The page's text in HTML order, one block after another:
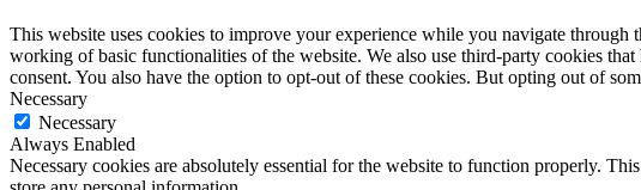
This website uses cookies to improve your experience while you navigate through
working of basic functionalities of the website. We also use third-party cookies
consent. You also have the option to opt-out of these cookies. But opting out of
Necessary
Necessary
Always Enabled
Necessary cookies are absolutely essential for the website to function properly.